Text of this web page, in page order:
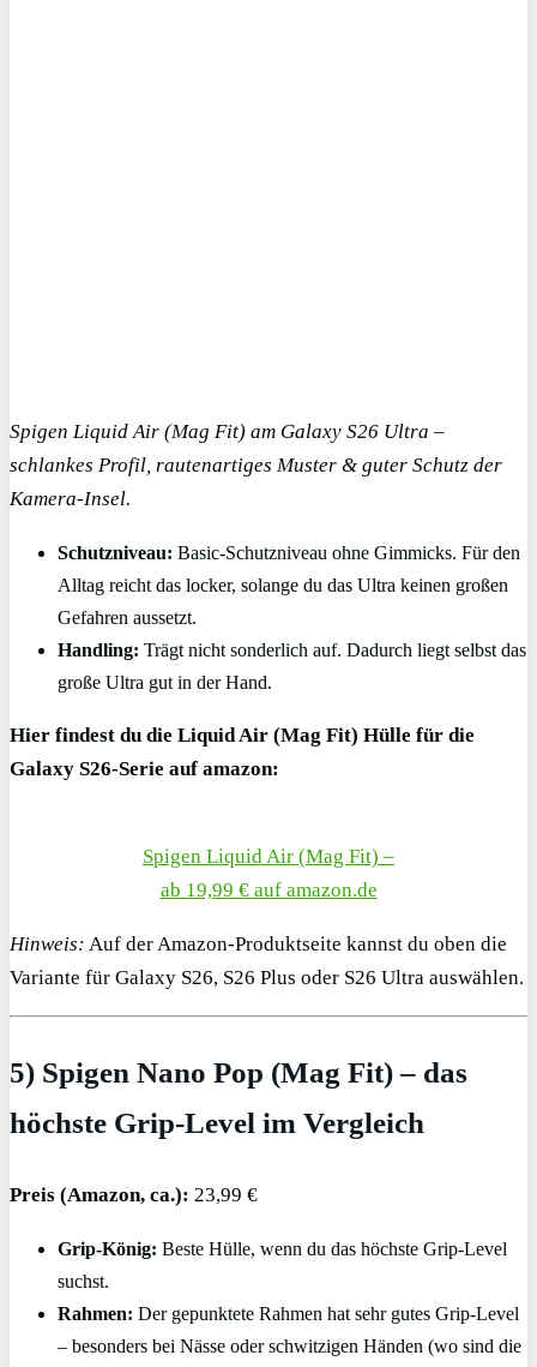
Spigen Liquid Air (Mag Fit) am Galaxy S26 Ultra –
schlankes Profil, rautenartiges Muster & guter Schutz der
Kamera-Insel.
Schutzniveau: Basic-Schutzniveau ohne Gimmicks. Für den
Alltag reicht das locker, solange du das Ultra keinen großen
Gefahren aussetzt.
Handling: Trägt nicht sonderlich auf. Dadurch liegt selbst das
große Ultra gut in der Hand.
Hier findest du die Liquid Air (Mag Fit) Hülle für die
Galaxy S26-Serie auf amazon:
Spigen Liquid Air (Mag Fit) –
ab 19,99 € auf amazon.de
Hinweis: Auf der Amazon-Produktseite kannst du oben die
Variante für Galaxy S26, S26 Plus oder S26 Ultra auswählen.
5) Spigen Nano Pop (Mag Fit) – das
höchste Grip-Level im Vergleich
Preis (Amazon, ca.): 23,99 €
Grip-König: Beste Hülle, wenn du das höchste Grip-Level
suchst.
Rahmen: Der gepunktete Rahmen hat sehr gutes Grip-Level
– besonders bei Nässe oder schwitzigen Händen (wo sind die